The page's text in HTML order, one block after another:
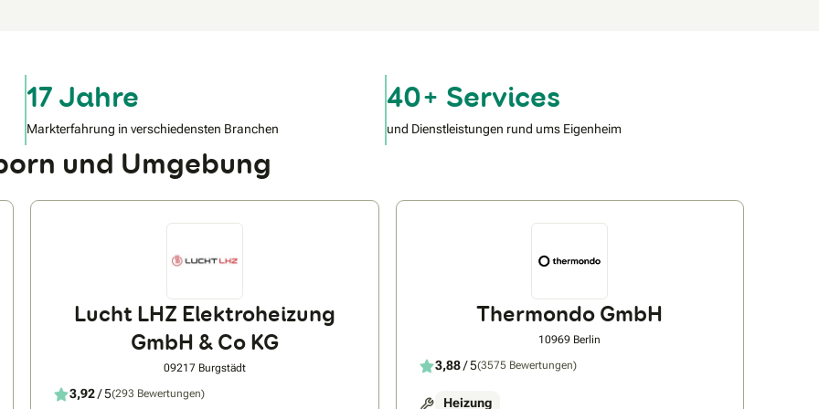
17 Jahre
Markterfahrung in verschiedensten Branchen
40+ Services
und Dienstleistungen rund ums Eigenheim
und Umgebung
Lucht LHZ Elektroheizung
GmbH & Co KG
09217 Burgstädt
3,92/ 5(293 Bewertungen)
Thermondo GmbH
10969 Berlin
3,88/ 5(3575 Bewertungen)
Heizung